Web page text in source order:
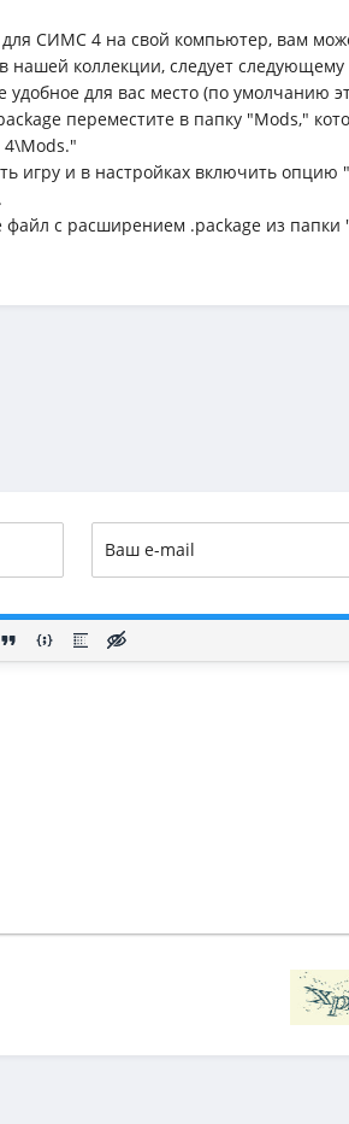
СИМС 4 на свой компьютер, вам
нашей коллекции, следует следующему
для вас место (по умолчанию
переместите в папку "Mods,"
игру и в настройках включить опцию
файл с расширением .package из папки